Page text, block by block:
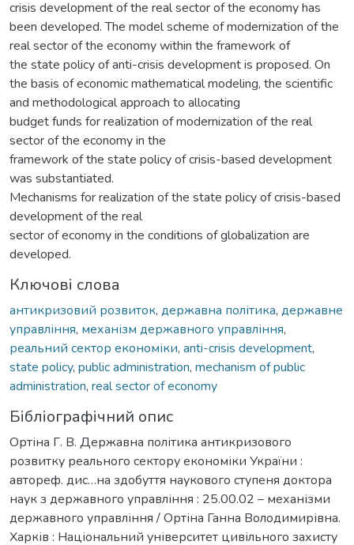
crisis development of the real sector of the economy has
been developed. The model scheme of modernization of the
real sector of the economy within the framework of
the state policy of anti-crisis development is proposed. On
the basis of economic mathematical modeling, the scientific
and methodological approach to allocating
budget funds for realization of modernization of the real
sector of the economy in the
framework of the state policy of crisis-based development
was substantiated.
Mechanisms for realization of the state policy of crisis-based
development of the real
sector of economy in the conditions of globalization are
developed.
Ключові слова
антикризовий розвиток, державна політика, державне
управління, механізм державного управління,
реальний сектор економіки, anti-crisis development,
state policy, public administration, mechanism of public
administration, real sector of economy
Бібліографічний опис
Ортіна Г. В. Державна політика антикризового
розвитку реального сектору економіки України :
автореф. дис…на здобуття наукового ступеня доктора
наук з державного управління : 25.00.02 – механізми
державного управління / Ортіна Ганна Володимирівна.
Харків : Національний університет цивільного захисту